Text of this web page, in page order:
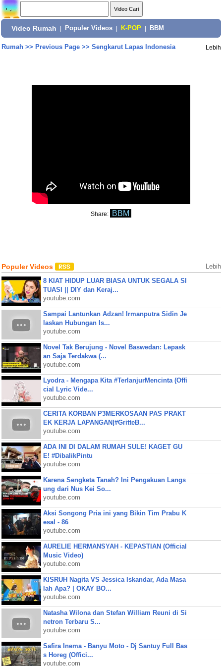
Video Rumah Populer Videos K-POP BBM
Rumah>> Previous Page>> Sengkarut Lapas Indonesia Lebih
Share: BBM
Populer Videos Lebih
8 KIAT HIDUP LUAR BIASA UNTUK SEGALA SI
TUASI || DIY dan Keraj...
youtube.com
Sampai Lantunkan Adzan! Irmanputra Sidin Je
laskan Hubungan Is...
youtube.com
Novel Tak Berujung - Novel Baswedan: Lepask
an Saja Terdakwa (...
youtube.com
Lyodra - Mengapa Kita #TerlanjurMencinta (Offi
cial Lyric Vide...
youtube.com
CERITA KORBAN P3MERKOSAAN PAS PRAKT
EK KERJA LAPANGAN|#GritteB...
youtube.com
ADA INI DI DALAM RUMAH SULE! KAGET GU
E! #DibalikPintu
youtube.com
Karena Sengketa Tanah? Ini Pengakuan Langs
ung dari Nus Kei So...
youtube.com
Aksi Songong Pria ini yang Bikin Tim Prabu K
esal - 86
youtube.com
AURELIE HERMANSYAH - KEPASTIAN (Official
Music Video)
youtube.com
KISRUH Nagita VS Jessica Iskandar, Ada Masa
lah Apa? | OKAY BO...
youtube.com
Natasha Wilona dan Stefan William Reuni di Si
netron Terbaru S...
youtube.com
Safira Inema - Banyu Moto - Dj Santuy Full Bas
s Horeg (Offici...
youtube.com